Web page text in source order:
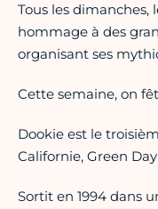
Tous les dimanches,
hommage à des
organisant ses
Cette semaine, on
Dookie est le
Californie, Green Day
Sortit en 1994 dans